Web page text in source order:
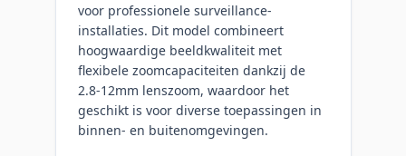
voor professionele surveillance-
installaties. Dit model combineert
hoogwaardige beeldkwaliteit met
flexibele zoomcapaciteiten dankzij de
2.8-12mm lenszoom, waardoor het
geschikt is voor diverse toepassingen in
binnen- en buitenomgevingen.